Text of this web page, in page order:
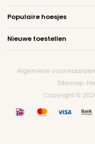
Populaire hoesjes
Nieuwe toestellen
Algemene voorwaarden
Sitemap
Copyright ©